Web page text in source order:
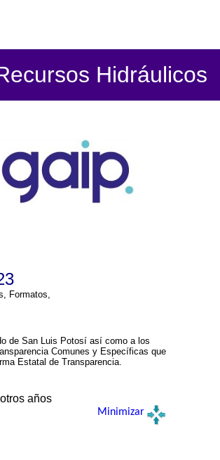
Hidráulicos
Formatos,
de San Luis Potosí así como a los
Comunes y Específicas que
Estatal de Transparencia.
años
Minimizar